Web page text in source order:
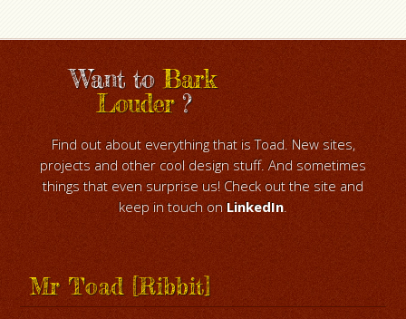
Want toBark
Louder?
Find out about everything that is Toad. New sites,
projects and other cool design stuff. And sometimes
things that even surprise us! Check out the site and
keep in touch on LinkedIn.
Mr Toad [Ribbit]